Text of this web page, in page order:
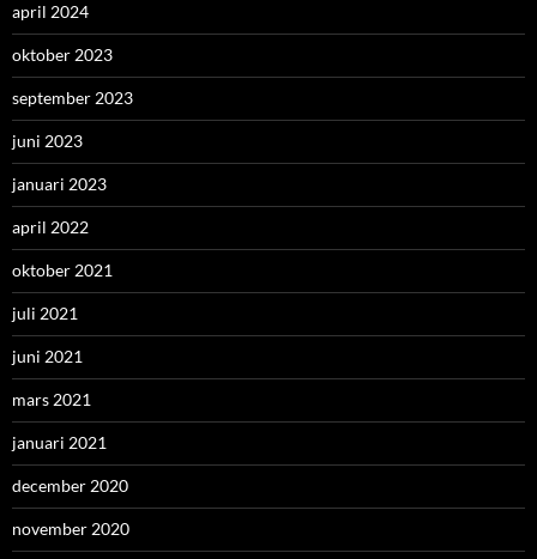
april 2024
oktober 2023
september 2023
juni 2023
januari 2023
april 2022
oktober 2021
juli 2021
juni 2021
mars 2021
januari 2021
december 2020
november 2020